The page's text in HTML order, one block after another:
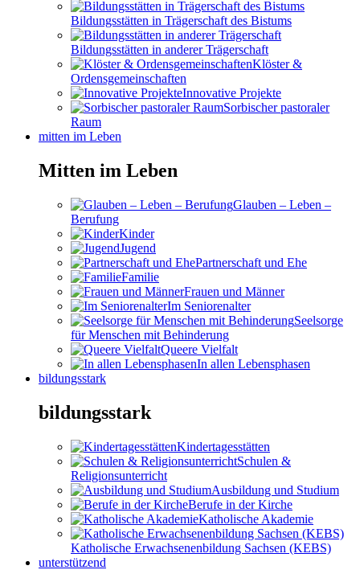
Bildungsstätten in Trägerschaft des Bistums
Bildungsstätten in anderer Trägerschaft
Klöster &
Ordensgemeinschaften
Innovative Projekte
Sorbischer pastoraler
Raum
mitten im Leben
Mitten im Leben
Glauben – Leben –
Berufung
Kinder
Jugend
Partnerschaft und Ehe
Familie
Frauen und Männer
Im Seniorenalter
Seelsorge
für Menschen mit Behinderung
Queere Vielfalt
In allen Lebensphasen
bildungsstark
bildungsstark
Kindertagesstätten
Schulen &
Religionsunterricht
Ausbildung und Studium
Berufe in der Kirche
Katholische Akademie
Katholische Erwachsenenbildung Sachsen (KEBS)
unterstützend